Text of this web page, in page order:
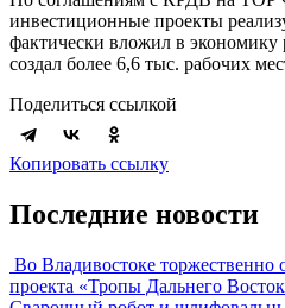
инвестиционные проекты
фактически вложил в экономику
создал более 6,6 тыс. рабочих
Поделиться ссылкой
Копировать ссылку
Последние новости
Во Владивостоке торжественно
проекта «Тропы Дальнего